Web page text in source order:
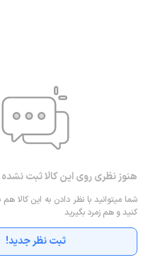
هنوز نظری روی این کالا ثبت
شما میتوانید با نظر دادن به این کالا
کنید و هم زمرد بگیرید
ثبت نظر جدید!